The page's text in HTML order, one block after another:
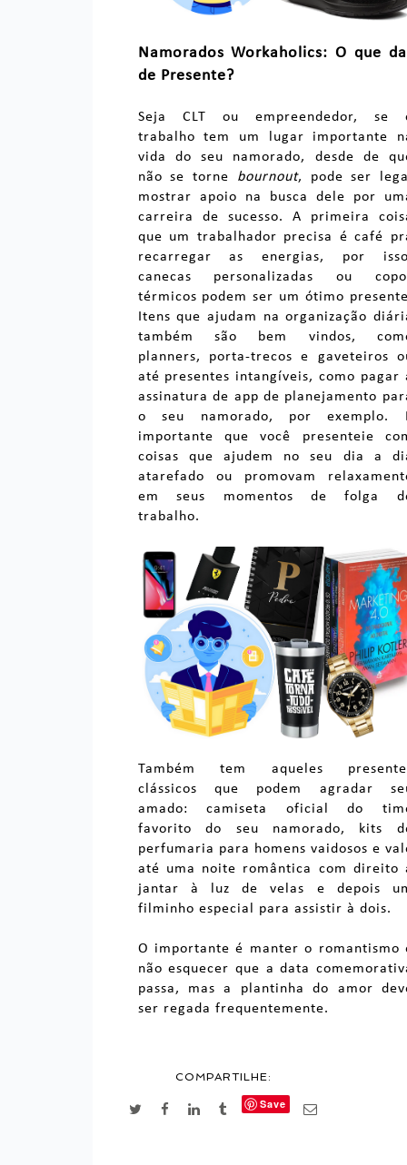
Namorados Workaholics: O que
de Presente?
Seja CLT ou empreendedor, se
trabalho tem um lugar importante
vida do seu namorado, desde de
não se torne bournout, pode ser
mostrar apoio na busca dele por
carreira de sucesso. A primeira
que um trabalhador precisa é café
recarregar as energias, por
canecas personalizadas ou
térmicos podem ser um ótimo
Itens que ajudam na organização
também são bem vindos,
planners, porta-trecos e gaveteiros
até presentes intangíveis, como pagar
assinatura de app de planejamento
o seu namorado, por exemplo.
importante que você presenteie
coisas que ajudem no seu dia a
atarefado ou promovam
em seus momentos de folga
trabalho.
Também tem aqueles
clássicos que podem agradar
amado: camiseta oficial do
favorito do seu namorado, kits
perfumaria para homens vaidosos e
até uma noite romântica com direito
jantar à luz de velas e depois
filminho especial para assistir à dois.
O importante é manter o romantismo
não esquecer que a data
passa, mas a plantinha do amor
ser regada frequentemente.
COMPARTILHE:
Save